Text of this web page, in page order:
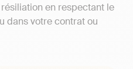
en respectant le
dans votre contrat ou